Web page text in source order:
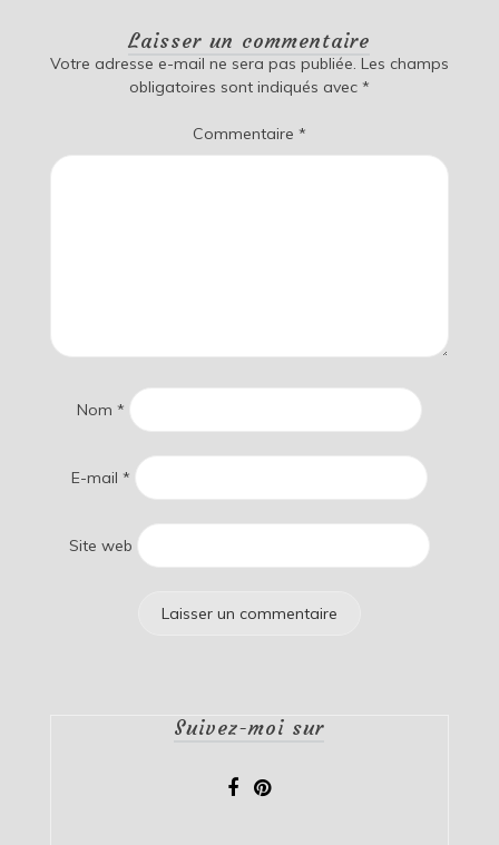
Laisser un commentaire
Votre adresse e-mail ne sera pas publiée. Les champs
obligatoires sont indiqués avec *
Commentaire *
Nom *
E-mail *
Site web
Suivez-moi sur